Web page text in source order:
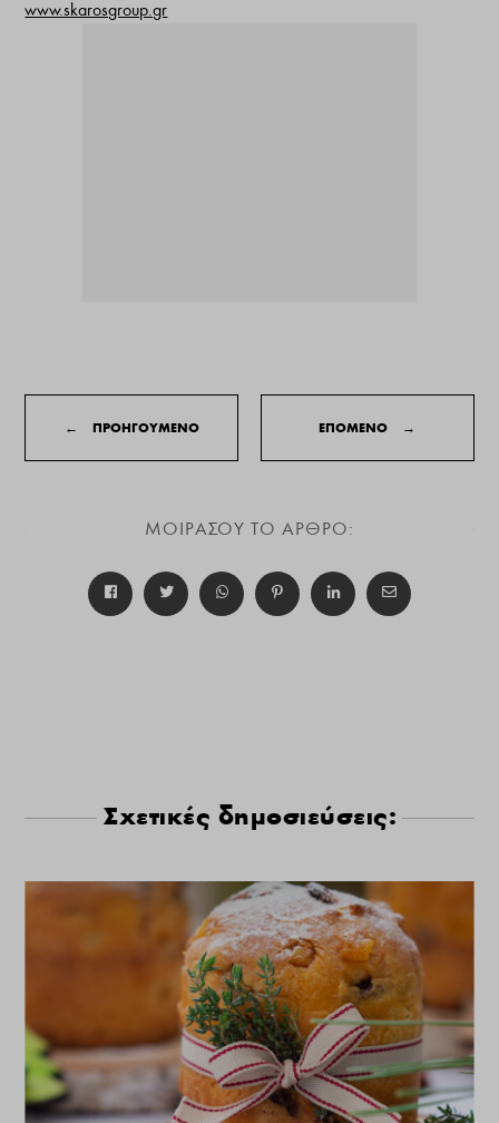
www.skarosgroup.gr
← ΠΡΟΗΓΟΥΜΕΝΟ ΕΠΟΜΕΝΟ →
ΜΟΙΡΑΣΟΥ ΤΟ ΑΡΘΡΟ:
Σχετικές δημοσιεύσεις: